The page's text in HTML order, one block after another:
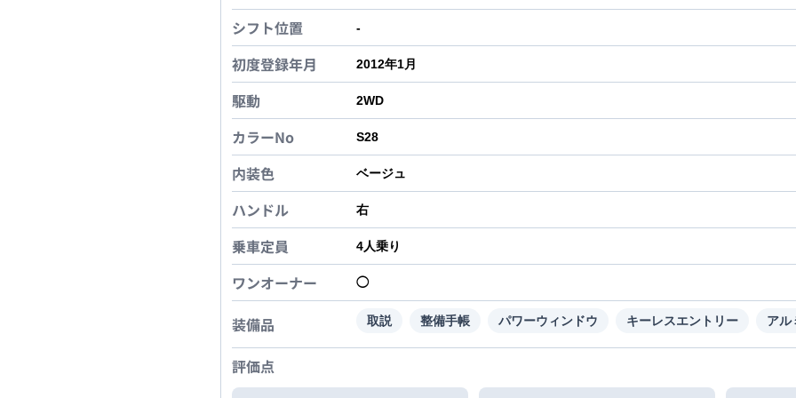
シフト位置 -
初度登録年月 2012年1月
駆動 2WD
カラーNo S28
内装色 ベージュ
ハンドル 右
乗車定員 4人乗り
ワンオーナー ◯
装備品 取説 整備手帳 パワーウィンドウ キーレスエントリー アル
評価点